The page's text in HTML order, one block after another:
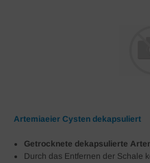
Artemiaeier Cysten dekapsuliert
Getrocknete dekapsulierte
Durch das Entfernen der Schale